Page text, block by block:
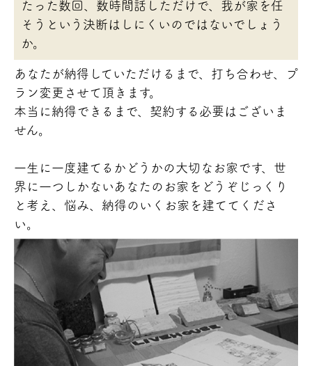
たった数回、数時間話しただけで、我が家を任
そうという決断はしにくいのではないでしょう
か。
あなたが納得していただけるまで、打ち合わせ、プ
ラン変更させて頂きます。
本当に納得できるまで、契約する必要はございま
せん。
一生に一度建てるかどうかの大切なお家です、世
界に一つしかないあなたのお家をどうぞじっくり
と考え、悩み、納得のいくお家を建ててくださ
い。